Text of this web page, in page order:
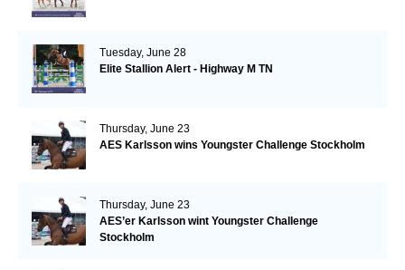
Tuesday, June 28
Elite Stallion Alert - Highway M TN
Thursday, June 23
AES Karlsson wins Youngster Challenge Stockholm
Thursday, June 23
AES’er Karlsson wint Youngster Challenge
Stockholm